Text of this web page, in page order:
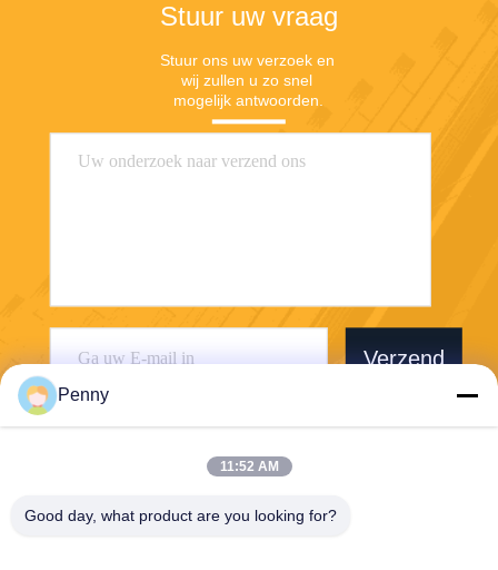
Stuur uw vraag
Stuur ons uw verzoek en
wij zullen u zo snel
mogelijk antwoorden.
Verzend
Penny
11:52 AM
Good day, what product are you looking for?